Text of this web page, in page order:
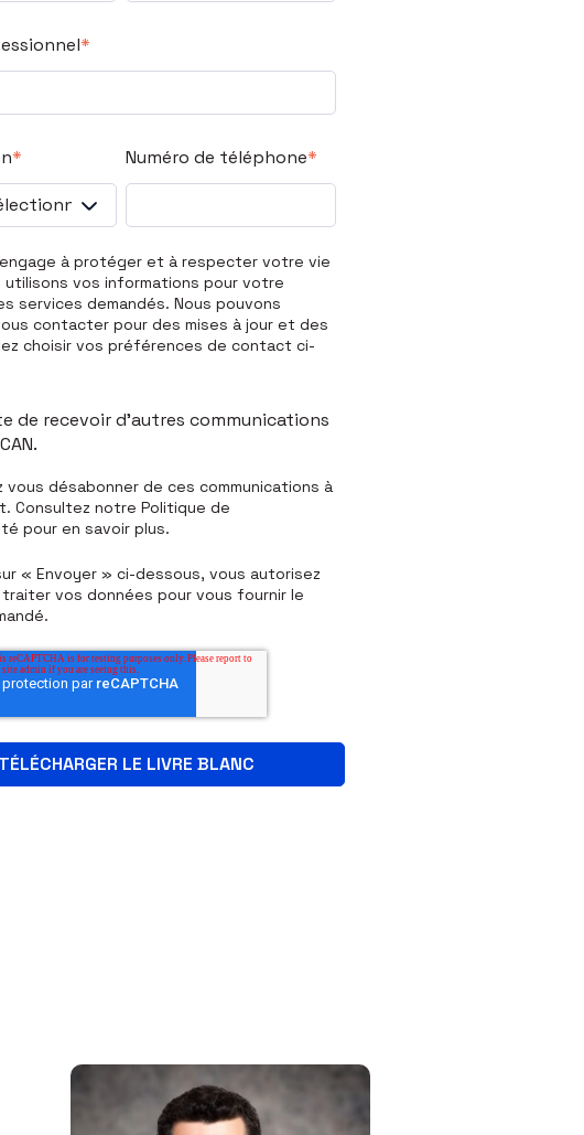
*
* Numéro de téléphone*
à protéger et à respecter votre vie
utilisons vos informations pour votre
services demandés. Nous pouvons
contacter pour des mises à jour et des
choisir vos préférences de contact ci-
de recevoir d'autres communications
vous désabonner de ces communications à
Consultez notre Politique de
pour en savoir plus.
« Envoyer » ci-dessous, vous autorisez
traiter vos données pour vous fournir le